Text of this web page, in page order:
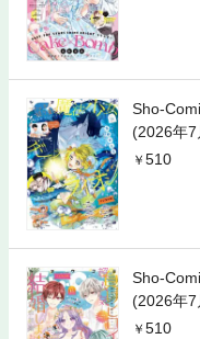
Sho-
(2026年7
510
Sho-
(2026年7
510